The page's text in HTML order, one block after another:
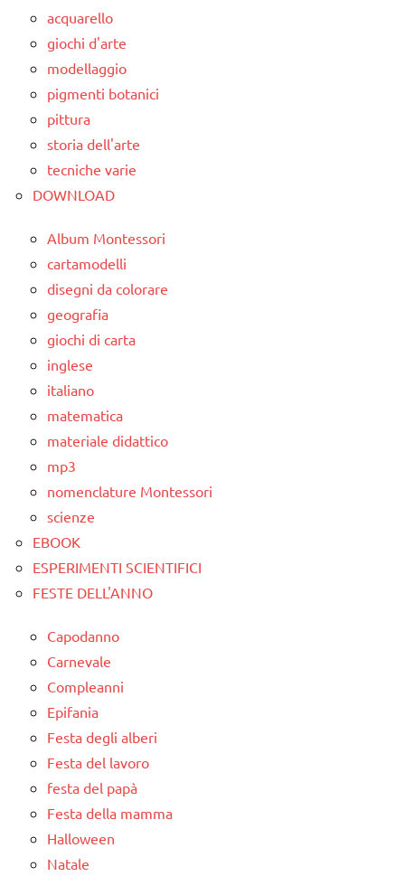
acquarello
giochi d'arte
modellaggio
pigmenti botanici
pittura
storia dell'arte
tecniche varie
DOWNLOAD
Album Montessori
cartamodelli
disegni da colorare
geografia
giochi di carta
inglese
italiano
matematica
materiale didattico
mp3
nomenclature Montessori
scienze
EBOOK
ESPERIMENTI SCIENTIFICI
FESTE DELL'ANNO
Capodanno
Carnevale
Compleanni
Epifania
Festa degli alberi
Festa del lavoro
festa del papà
Festa della mamma
Halloween
Natale